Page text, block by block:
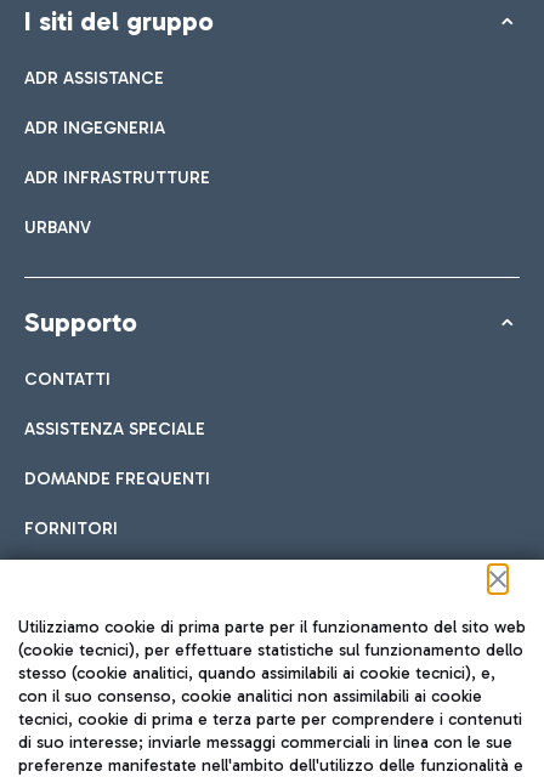
I siti del gruppo
ADR ASSISTANCE
ADR INGEGNERIA
ADR INFRASTRUTTURE
URBANV
Supporto
CONTATTI
ASSISTENZA SPECIALE
DOMANDE FREQUENTI
FORNITORI
Seguici sui social
TRAVEL JOURNAL
Utilizziamo cookie di prima parte per il funzionamento del sito web
(cookie tecnici), per effettuare statistiche sul funzionamento dello
stesso (cookie analitici, quando assimilabili ai cookie tecnici), e,
con il suo consenso, cookie analitici non assimilabili ai cookie
tecnici, cookie di prima e terza parte per comprendere i contenuti
di suo interesse; inviarle messaggi commerciali in linea con le sue
preferenze manifestate nell'ambito dell'utilizzo delle funzionalità e